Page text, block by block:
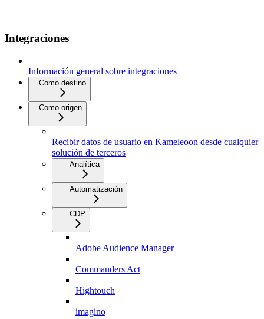
Integraciones
Información general sobre integraciones
Como destino
Como origen
Recibir datos de usuario en Kameleoon desde cualquier
solución de terceros
Analítica
Automatización
CDP
Adobe Audience Manager
Commanders Act
Hightouch
imagino